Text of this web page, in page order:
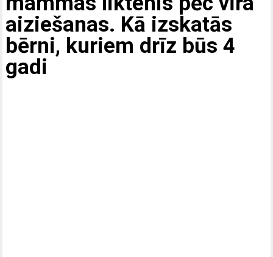
aiziešanas. Kā izskatās
bērni, kuriem drīz būs 4
gadi